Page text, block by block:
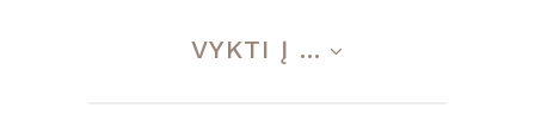
VYKTI Į ...